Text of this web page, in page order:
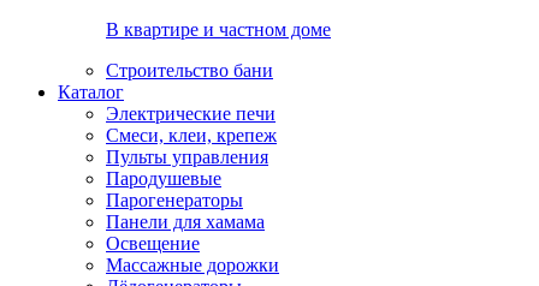
В квартире и частном доме
Строительство бани
Каталог
Электрические печи
Смеси, клеи, крепеж
Пульты управления
Пародушевые
Парогенераторы
Панели для хамама
Освещение
Массажные дорожки